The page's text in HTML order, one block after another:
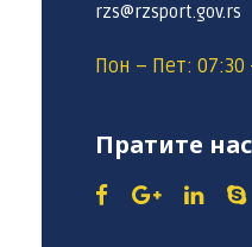
rzs@rzsport.gov.rs
Пон – Пет: 07:30
Пратите нас